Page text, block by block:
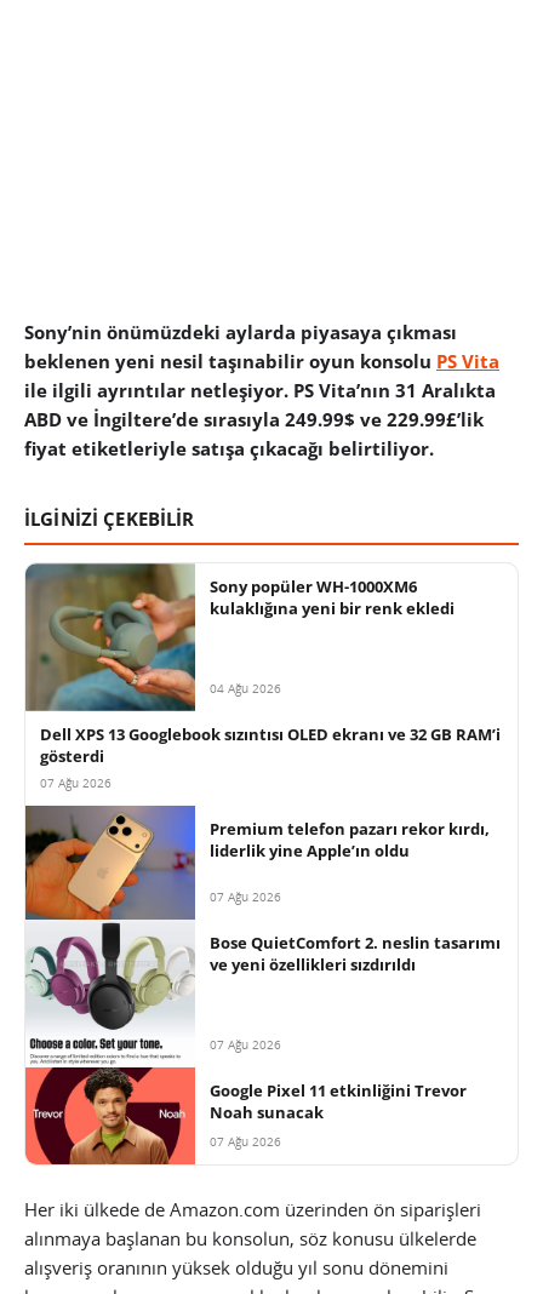
Sony’nin önümüzdeki aylarda piyasaya çıkması
beklenen yeni nesil taşınabilir oyun konsolu PS Vita
ile ilgili ayrıntılar netleşiyor. PS Vita’nın 31 Aralıkta
ABD ve İngiltere’de sırasıyla 249.99$ ve 229.99£’lik
fiyat etiketleriyle satışa çıkacağı belirtiliyor.
İLGİNİZİ ÇEKEBİLİR
Sony popüler WH-1000XM6
kulaklığına yeni bir renk ekledi
04 Ağu 2026
Dell XPS 13 Googlebook sızıntısı OLED ekranı ve 32 GB RAM’i
gösterdi
07 Ağu 2026
Premium telefon pazarı rekor kırdı,
liderlik yine Apple’ın oldu
07 Ağu 2026
Bose QuietComfort 2. neslin tasarımı
ve yeni özellikleri sızdırıldı
07 Ağu 2026
Google Pixel 11 etkinliğini Trevor
Noah sunacak
07 Ağu 2026
Her iki ülkede de Amazon.com üzerinden ön siparişleri
alınmaya başlanan bu konsolun, söz konusu ülkelerde
alışveriş oranının yüksek olduğu yıl sonu dönemini